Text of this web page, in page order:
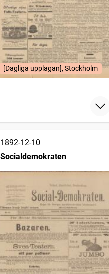
[Dagliga upplagan], Stockholm
1892-12-10
Socialdemokraten